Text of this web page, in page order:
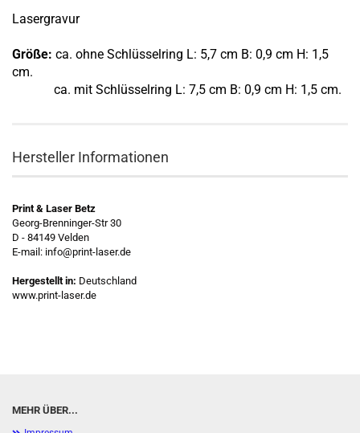
Lasergravur
Größe: ca. ohne Schlüsselring L: 5,7 cm B: 0,9 cm H: 1,5
cm.
ca. mit Schlüsselring L: 7,5 cm B: 0,9 cm H: 1,5 cm.
Hersteller Informationen
Print & Laser Betz
Georg-Brenninger-Str 30
D - 84149 Velden
E-mail: info@print-laser.de
Hergestellt in: Deutschland
www.print-laser.de
MEHR ÜBER...